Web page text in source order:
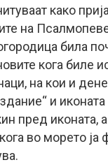
како
на
била
кога биле
на кои и
и
пред иконата,
во морето ја